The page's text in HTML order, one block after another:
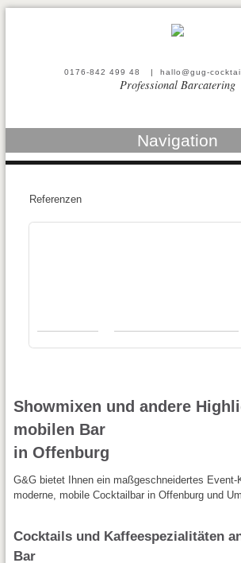
0176-842 499 48 | hallo@gug-
Professional Barcatering
Navigation
Referenzen
Showmixen und andere
mobilen Bar
in Offenburg
G&G bietet Ihnen ein maßgeschneidertes Event-
moderne, mobile Cocktailbar in Offenburg und
Cocktails und Kaffeespezialitäten
Bar